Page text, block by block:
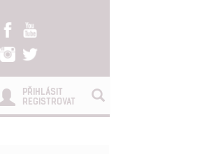
PŘIHLÁSIT
REGISTROVAT